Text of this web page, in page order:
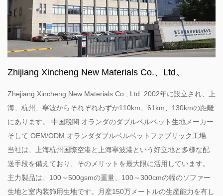
Zhijiang Xincheng New Materials Co.、Ltd。
Zhejiang Xincheng New Materials Co., Ltd. 2002年に設立され、上
海、杭州、寧波からそれぞれわずか110km、61km、130kmの距離
にあります。 中国税関 オランダのダブルベルベット生地メーカー
そして OEM/ODM オランダダブルベルベットファブリック工場
当社は、上海杭州国際空港と上海寧波港という好立地と多様な配
送手段を備えており、そのメリットを最大限に活用しています。
主力製品は、100～500gsmの重量、100～300cmの幅のソファー
生地と室内装飾用生地です。月産150万メートルの生産能力を有し